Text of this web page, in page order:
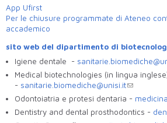
App Ufirst
Per le chiusure programmate di Ateneo
accademico
sito web del dipartimento di
Igiene dentale -
Medical biotechnologies (in lingua
- sanitarie.biomediche@unisi.it
Odontoiatria e protesi dentaria -
Dentistry and dental prosthodontics -